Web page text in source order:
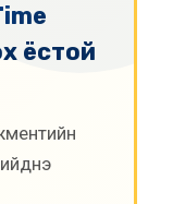
ёстой